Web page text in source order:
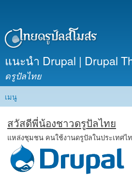
เนื้อหา
แนะนำ Drupal | Drupal
ดรูปัลไทย
Main menu
เมนู
สวัสดีพี่น้องชาวดรูปัลไทย
แหล่งชุมชน คนใช้งานดรูปัลในประเทศไ